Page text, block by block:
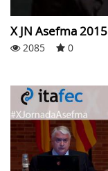
X JN Asefma
2085 0